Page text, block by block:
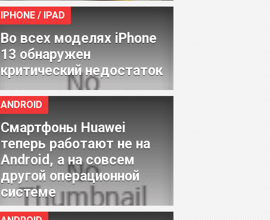
IPHONE / IPAD
Во всех моделях iPhone
13 обнаружен
критический недостаток
ANDROID
Смартфоны Huawei
теперь работают не на
Android, а на совсем
другой операционной
системе